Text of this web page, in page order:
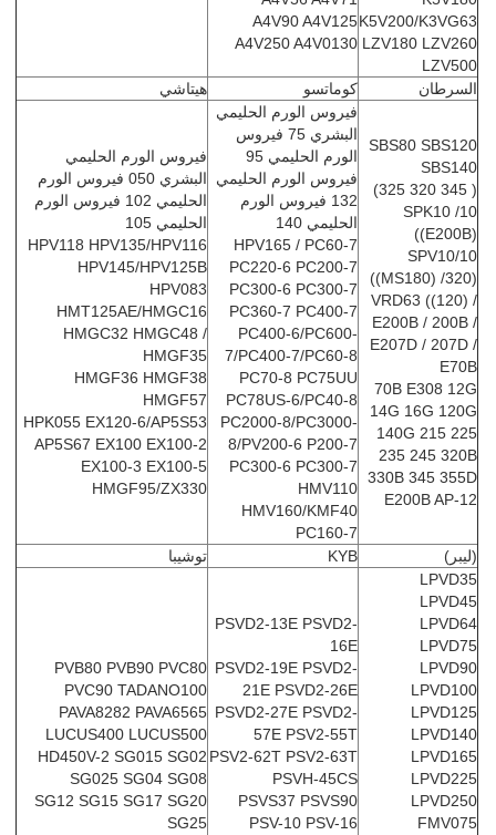
K5V200/K3VG63
LZV180 LZV260
LZV500
A4V90 A4V125
A4V250 A4V0130
السرطان كوماتسو هيتاشي
SBS80 SBS120
SBS140
( 345 320 325)
SPK10 /10
((E200B)
SPV10/10
((MS180) /320)
VRD63 ((120) /
E200B / 200B /
E207D / 207D /
E70B
70B E308 12G
14G 16G 120G
140G 215 225
235 245 320B
330B 345 355D
E200B AP-12
فيروس الورم الحليمي
البشري 75 فيروس
الورم الحليمي 95
فيروس الورم الحليمي
132 فيروس الورم
الحليمي 140
HPV165 / PC60-7
PC220-6 PC200-7
PC300-6 PC300-7
PC360-7 PC400-7
PC400-6/PC600-
7/PC400-7/PC60-8
PC70-8 PC75UU
PC78US-6/PC40-8
PC2000-8/PC3000-
8/PV200-6 P200-7
PC300-6 PC300-7
HMV110
HMV160/KMF40
PC160-7
فيروس الورم الحليمي
البشري 050 فيروس الورم
الحليمي 102 فيروس الورم
الحليمي 105
HPV118 HPV135/HPV116
HPV145/HPV125B
HPV083
HMT125AE/HMGC16
HMGC32 HMGC48 /
HMGF35
HMGF36 HMGF38
HMGF57
HPK055 EX120-6/AP5S53
AP5S67 EX100 EX100-2
EX100-3 EX100-5
HMGF95/ZX330
(ليبر) KYB
توشيبا
LPVD35
LPVD45
LPVD64
LPVD75
LPVD90
LPVD100
LPVD125
LPVD140
LPVD165
LPVD225
LPVD250
FMV075
PSVD2-13E PSVD2-
16E
PSVD2-19E PSVD2-
21E PSVD2-26E
PSVD2-27E PSVD2-
57E PSV2-55T
PSV2-62T PSV2-63T
PSVH-45CS
PSVS37 PSVS90
PSV-10 PSV-16
PVB80 PVB90 PVC80
PVC90 TADANO100
PAVA8282 PAVA6565
LUCUS400 LUCUS500
HD450V-2 SG015 SG02
SG025 SG04 SG08
SG12 SG15 SG17 SG20
SG25